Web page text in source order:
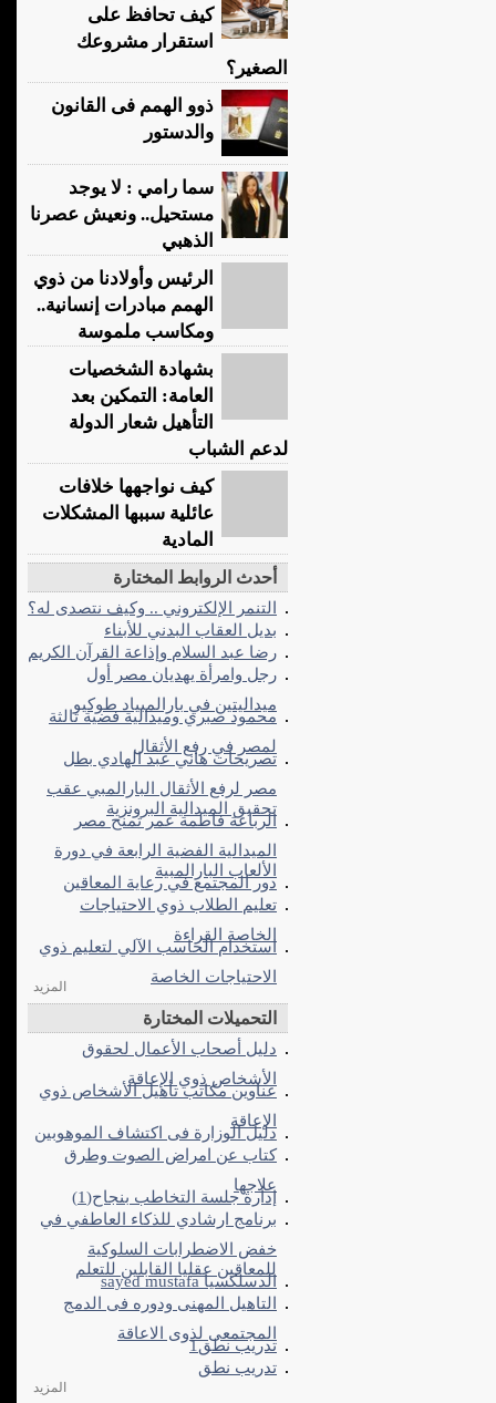
كيف تحافظ على
استقرار مشروعك
الصغير؟
ذوو الهمم فى القانون
والدستور
سما رامي : لا يوجد
مستحيل.. ونعيش عصرنا
الذهبي
الرئيس وأولادنا من ذوي
الهمم مبادرات إنسانية..
ومكاسب ملموسة
بشهادة الشخصيات
العامة: التمكين بعد
التأهيل شعار الدولة
لدعم الشباب
كيف نواجهها خلافات
عائلية سببها المشكلات
المادية
أحدث الروابط المختارة
التنمر الإلكتروني .. وكيف نتصدى له؟
بديل العقاب البدني للأبناء
رضا عبد السلام وإذاعة القرآن الكريم
رجل وامرأة يهديان مصر أول
ميداليتين في بارالمبياد طوكيو
محمود صبري وميدالية فضية ثالثة
لمصر في رفع الأثقال
تصريحات هاني عبد الهادي بطل
مصر لرفع الأثقال البارالمبي عقب
تحقيق الميدالية البرونزية
الرباعة فاطمة عمر تمنح مصر
الميدالية الفضية الرابعة في دورة
الألعاب البارالمبية
دور المجتمع في رعاية المعاقين
تعليم الطلاب ذوي الاحتياجات
الخاصة القراءة
استخدام الحاسب الآلي لتعليم ذوي
الاحتياجات الخاصة
المزيد
التحميلات المختارة
دليل أصحاب الأعمال لحقوق
الأشخاص ذوي الإعاقة
عناوين مكاتب تأهيل الأشخاص ذوي
الإعاقة
دليل الوزارة فى اكتشاف الموهوبين
كتاب عن امراض الصوت وطرق
علاجها
إدارة جلسة التخاطب بنجاح(1)
برنامج ارشادي للذكاء العاطفي في
خفض الاضطرابات السلوكية
للمعاقين عقليا القابلين للتعلم
الدسلكسيا sayed mustafa
التاهيل المهنى ودوره فى الدمج
المجتمعى لذوى الاعاقة
تدريب نطق1
تدريب نطق
المزيد